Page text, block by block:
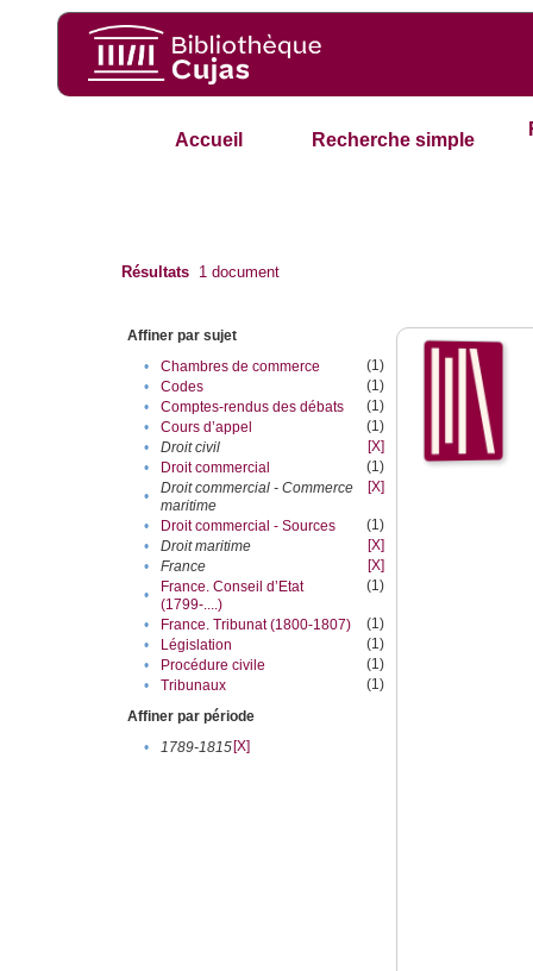
Accueil Recherche simple
Résultats 1 document
Affiner par sujet
•
Chambres de commerce
(1)
•
Codes
(1)
•
Comptes-rendus des débats
(1)
•
Cours d’appel
(1)
•
Droit civil
[X]
•
Droit commercial
(1)
•
Droit commercial - Commerce
maritime
[X]
• Droit commercial - Sources
(1)
•
Droit maritime
[X]
•
France
[X]
•
France. Conseil d’Etat
(1799-....)
(1)
• France. Tribunat (1800-1807)
(1)
•
Législation
(1)
•
Procédure civile
(1)
•
Tribunaux
(1)
Affiner par période
•
1789-1815[X]